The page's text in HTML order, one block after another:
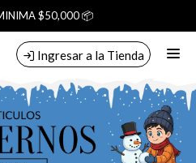
$50,000 📦
Ingresar a la Tienda